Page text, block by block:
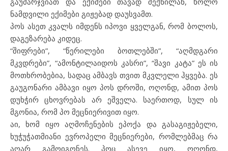
ნამდვილი ექიმები გიჟებად დაუსვამთ.
პოს ასეთ კვალს იმდენს იპოვი ყველგან, რომ ბოლოს,
დაგეზარება კიდეც.
“შიფრები”, “წერილები ბოთლებში”, “აღმდგარი
მკვდრები”, “ამონტილაიდოს კასრი”, “შავი კატა” ეს ის
მოთხრობებია, სადაც ამბავს თვით მკვლელი ჰყვება. ეს
გაუგონარი ამბავი იყო პოს დროში, ოღონდ, ამით პოს
დუხჭირ ცხოვრებას არ ეშველა. საერთოდ, სულ ის
მგონია, რომ პო მეცნიერივით იყო.
აი, ხომ იყო აღმოჩენების ეპოქა და გასაგიჟებელი,
ხუჭუჭათმიანი ევროპელი მეცნიერები, რომლებმაც რა
აღარ გამოიგონეს. პოც ასევე იყო, ოღონდ,